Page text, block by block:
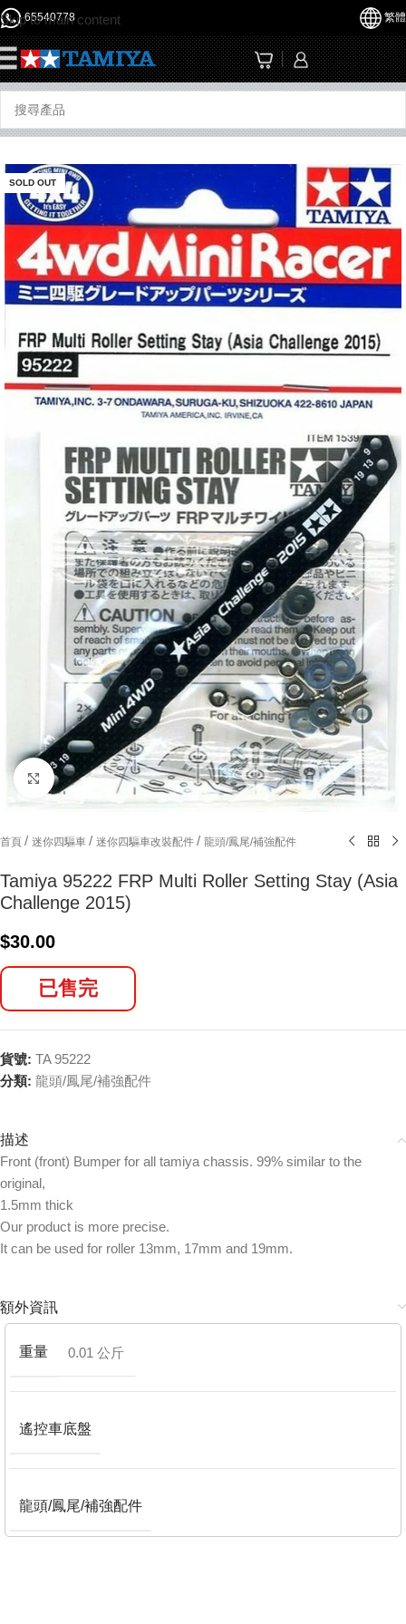
Skip to main content
65540778 繁體
SOLD OUT
Click to enlarge
首頁 / 迷你四驅車 / 迷你四驅車改裝配件 / 龍頭/鳳尾/補強配件
Tamiya 95222 FRP Multi Roller Setting Stay (Asia
Challenge 2015)
$30.00
已售完
貨號: TA 95222
分類: 龍頭/鳳尾/補強配件
描述
Front (front) Bumper for all tamiya chassis. 99% similar to the
original,
1.5mm thick
Our product is more precise.
It can be used for roller 13mm, 17mm and 19mm.
額外資訊
重量 0.01 公斤
遙控車底盤
龍頭/鳳尾/補強配件